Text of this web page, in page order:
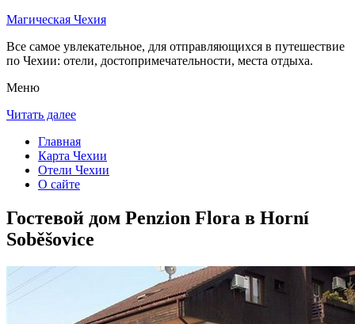
Магическая Чехия
Все самое увлекательное, для отправляющихся в путешествие
по Чехии: отели, достопримечательности, места отдыха.
Меню
Читать далее
Главная
Карта Чехии
Отели Чехии
О сайте
Гостевой дом Penzion Flora в Horní
Soběšovice